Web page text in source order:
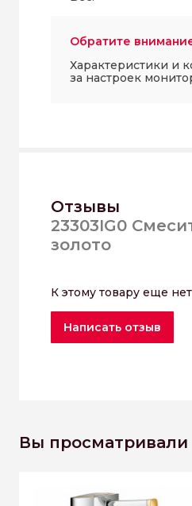
Обратите
Характеристики и
за настроек
Отзывы
23303IG0
золото
К этому товару еще
Написать отзыв
Вы просматривали